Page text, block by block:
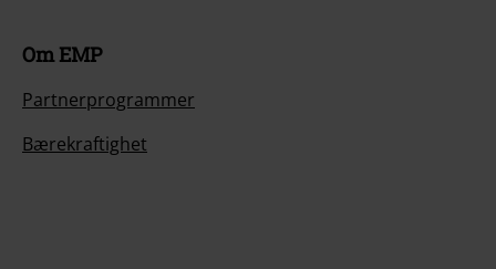
Om EMP
Partnerprogrammer
Bærekraftighet